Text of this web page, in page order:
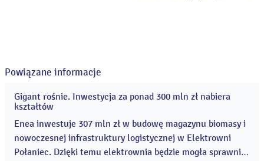
Powiązane informacje
2026
Gigant rośnie. Inwestycja za ponad 300 mln zł nabiera
kształtów
Enea inwestuje 307 mln zł w budowę magazynu biomasy i
nowoczesnej infrastruktury logistycznej w Elektrowni
Połaniec. Dzięki temu elektrownia będzie mogła sprawnie